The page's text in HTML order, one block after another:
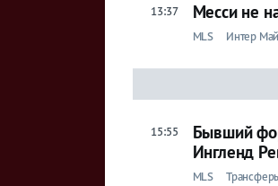
13:37 Месси не
MLS Интер
15:55
Бывший
Ингленд
MLS